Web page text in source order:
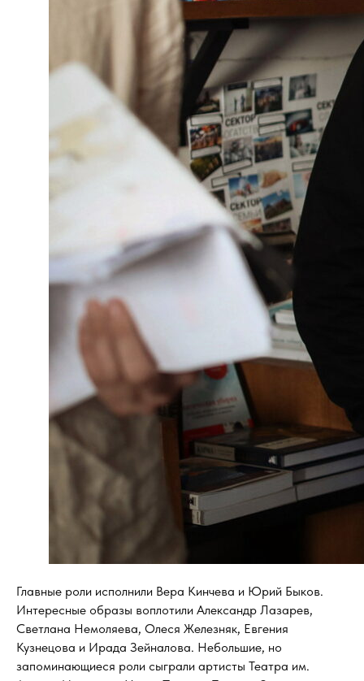
Главные роли исполнили Вера Кинчева и Юрий Быков.
Интересные образы воплотили Александр Лазарев,
Светлана Немоляева, Олеся Железняк, Евгения
Кузнецова и Ирада Зейналова. Небольшие, но
запоминающиеся роли сыграли артисты Театра им.